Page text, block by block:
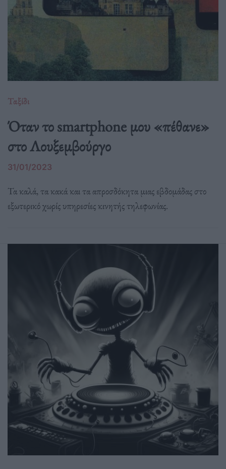
Ταξίδι
Όταν το smartphone μου «πέθανε»
στο Λουξεμβούργο
31/01/2023
Τα καλά, τα κακά και τα απροσδόκητα μιας εβδομάδας στο
εξωτερικό χωρίς υπηρεσίες κινητής τηλεφωνίας.